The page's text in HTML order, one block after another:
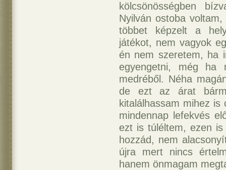
kölcsönösségben
Nyilván ostoba
többet képzelt a
játékot, nem vagyok
én nem szeretem, ha
egyengetni, még
medréből. Néha
de ezt az árat
kitalálhassam mihez
mindennap lefekvés
ezt is túléltem, ezen
hozzád, nem
újra mert nincs
hanem önmagam